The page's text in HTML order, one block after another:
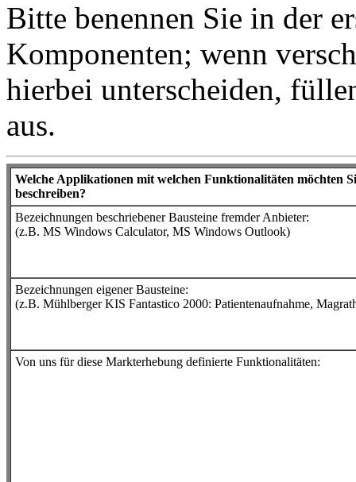
Bitte benennen Sie in der
Komponenten; wenn
hierbei unterscheiden,
aus.
Welche Applikationen mit welchen Funktionalitäten möchten
beschreiben?
Bezeichnungen beschriebener Bausteine fremder Anbieter:
(z.B. MS Windows Calculator, MS Windows Outlook)
Bezeichnungen eigener Bausteine:
(z.B. Mühlberger KIS Fantastico 2000: Patientenaufnahme,
Von uns für diese Markterhebung definierte Funktionalitäten: